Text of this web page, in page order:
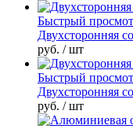
Быстрый
Двухсторонняя
руб. / шт
Быстрый
Двухсторонняя
руб. / шт